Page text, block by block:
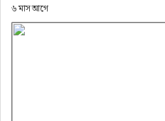
৬ মাস আগে